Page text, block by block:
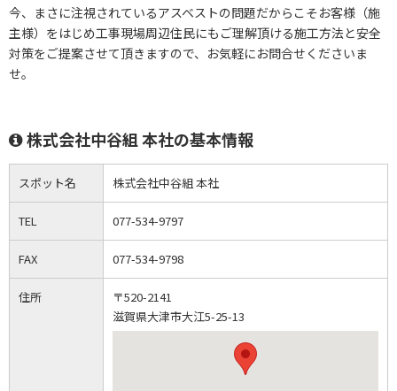
今、まさに注視されているアスベストの問題だからこそお客様（施
主様）をはじめ工事現場周辺住民にもご理解頂ける施工方法と安全
対策をご提案させて頂きますので、お気軽にお問合せくださいま
せ。
株式会社中谷組 本社の基本情報
スポット名 株式会社中谷組 本社
TEL 077-534-9797
FAX 077-534-9798
住所
〒520-2141
滋賀県大津市大江5-25-13